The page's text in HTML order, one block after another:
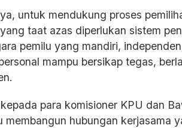
untuk mendukung proses
taat azas diperlukan sistem
pemilu yang mandiri,
mampu bersikap tegas,
para komisioner KPU dan
membangun hubungan kerjasama